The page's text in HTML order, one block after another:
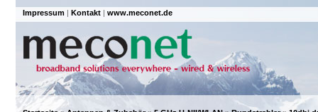
Impressum | Kontakt | www.meconet.de